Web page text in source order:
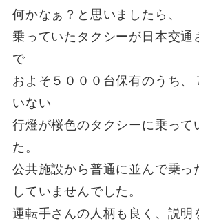
何かなぁ？と思いましたら、
乗っていたタクシーが日本交通
で
およそ５０００台保有のうち、
いない
行燈が桜色のタクシーに乗って
た。
公共施設から普通に並んで乗っ
していませんでした。
運転手さんの人柄も良く、説明